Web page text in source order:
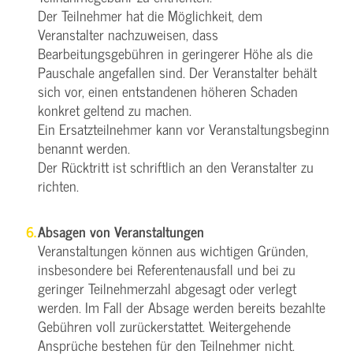
Der Teilnehmer hat die Möglichkeit, dem
Veranstalter nachzuweisen, dass
Bearbeitungsgebühren in geringerer Höhe als die
Pauschale angefallen sind. Der Veranstalter behält
sich vor, einen entstandenen höheren Schaden
konkret geltend zu machen.
Ein Ersatzteilnehmer kann vor Veranstaltungsbeginn
benannt werden.
Der Rücktritt ist schriftlich an den Veranstalter zu
richten.
Absagen von Veranstaltungen
Veranstaltungen können aus wichtigen Gründen,
insbesondere bei Referentenausfall und bei zu
geringer Teilnehmerzahl abgesagt oder verlegt
werden. Im Fall der Absage werden bereits bezahlte
Gebühren voll zurückerstattet. Weitergehende
Ansprüche bestehen für den Teilnehmer nicht.